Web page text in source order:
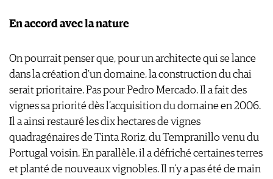
En accord avec la nature
On pourrait penser que, pour un architecte qui se lance
dans la création d’un domaine, la construction du chai
serait prioritaire. Pas pour Pedro Mercado. Il a fait des
vignes sa priorité dès l’acquisition du domaine en 2006.
Il a ainsi restauré les dix hectares de vignes
quadragénaires de Tinta Roriz, du Tempranillo venu du
Portugal voisin. En parallèle, il a défriché certaines terres
et planté de nouveaux vignobles. Il n’y a pas été de main